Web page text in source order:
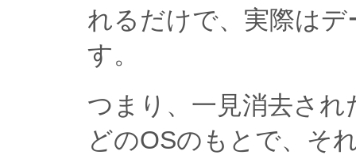
れるだけで、実際は
す。
つまり、一見消去さ
どのOSのもとで、そ